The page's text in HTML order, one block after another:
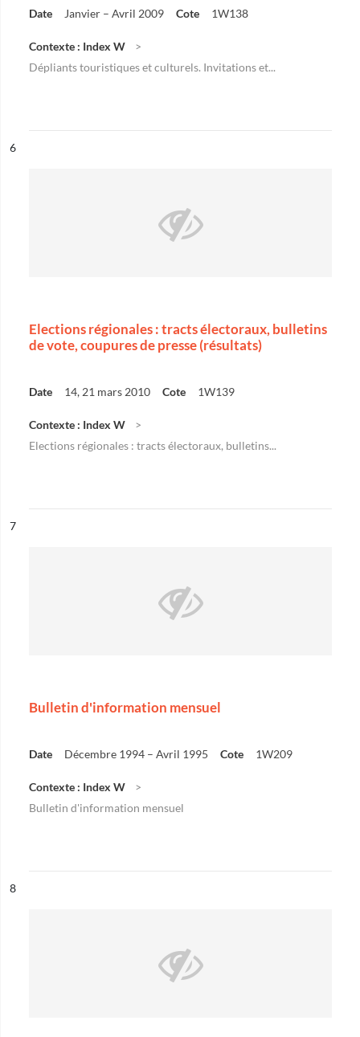
Date Janvier – Avril 2009 Cote 1W138
Contexte : Index W
Dépliants touristiques et culturels. Invitations et...
n°
6
Elections régionales : tracts électoraux, bulletins
de vote, coupures de presse (résultats)
Date 14, 21 mars 2010 Cote 1W139
Contexte : Index W
Elections régionales : tracts électoraux, bulletins...
n°
7
Bulletin d'information mensuel
Date Décembre 1994 – Avril 1995 Cote 1W209
Contexte : Index W
Bulletin d'information mensuel
n°
8